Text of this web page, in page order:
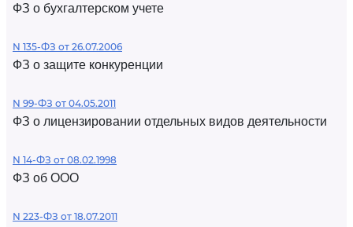
ФЗ о бухгалтерском учете
N 135-ФЗ от 26.07.2006
ФЗ о защите конкуренции
N 99-ФЗ от 04.05.2011
ФЗ о лицензировании отдельных видов деятельности
N 14-ФЗ от 08.02.1998
ФЗ об ООО
N 223-ФЗ от 18.07.2011